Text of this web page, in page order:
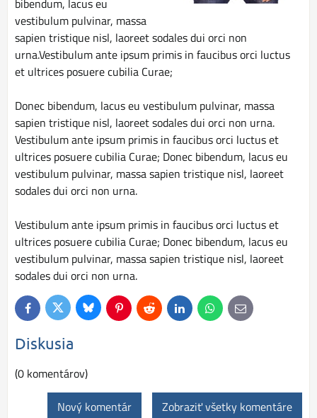
vestibulum pulvinar, massa
sapien tristique nisl, laoreet sodales dui orci non
urna.Vestibulum ante ipsum primis in faucibus orci luctus
et ultrices posuere cubilia Curae;
Donec bibendum, lacus eu vestibulum pulvinar, massa
sapien tristique nisl, laoreet sodales dui orci non urna.
Vestibulum ante ipsum primis in faucibus orci luctus et
ultrices posuere cubilia Curae; Donec bibendum, lacus eu
vestibulum pulvinar, massa sapien tristique nisl, laoreet
sodales dui orci non urna.
Vestibulum ante ipsum primis in faucibus orci luctus et
ultrices posuere cubilia Curae; Donec bibendum, lacus eu
vestibulum pulvinar, massa sapien tristique nisl, laoreet
sodales dui orci non urna.
FacebookTwitterBlueskyPinterestReddit LinkedInWhatsApp
E-
mail
Diskusia
(0 komentárov)
Zobraziť všetky komentáre
Nový komentár